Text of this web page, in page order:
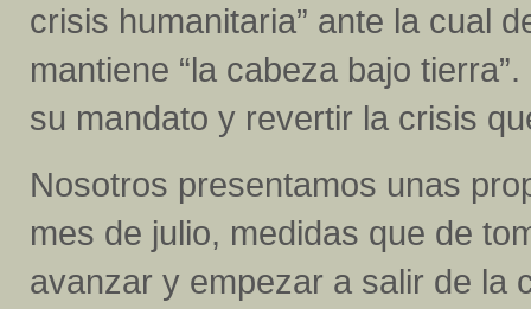
crisis humanitaria” ante la cual
mantiene “la cabeza bajo
su mandato y revertir la crisis
Nosotros presentamos unas
mes de julio, medidas que de
avanzar y empezar a salir de la